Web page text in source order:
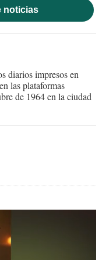
noticias
diarios impresos en
las plataformas
de 1964 en la ciudad